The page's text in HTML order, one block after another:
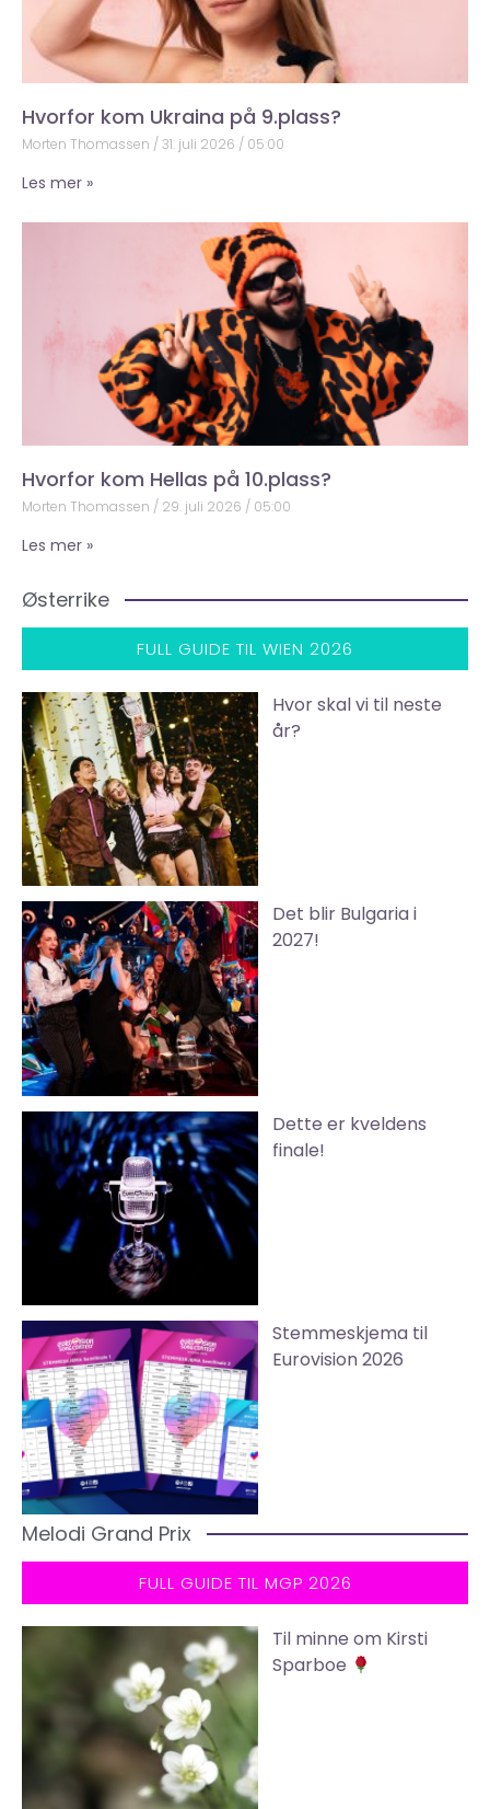
Hvorfor kom Ukraina på 9.plass?
Morten Thomassen 31. juli 2026 05:00
Les mer »
Hvorfor kom Hellas på 10.plass?
Morten Thomassen 29. juli 2026 05:00
Les mer »
Østerrike
FULL GUIDE TIL WIEN 2026
Hvor skal vi til neste
år?
Det blir Bulgaria i
2027!
Dette er kveldens
finale!
Stemmeskjema til
Eurovision 2026
Melodi Grand Prix
FULL GUIDE TIL MGP 2026
Til minne om Kirsti
Sparboe